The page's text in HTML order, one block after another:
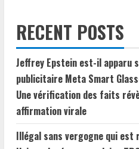
RECENT POSTS
Jeffrey Epstein est-il apparu
publicitaire Meta Smart
Une vérification des faits
affirmation virale
Illégal sans vergogne qui